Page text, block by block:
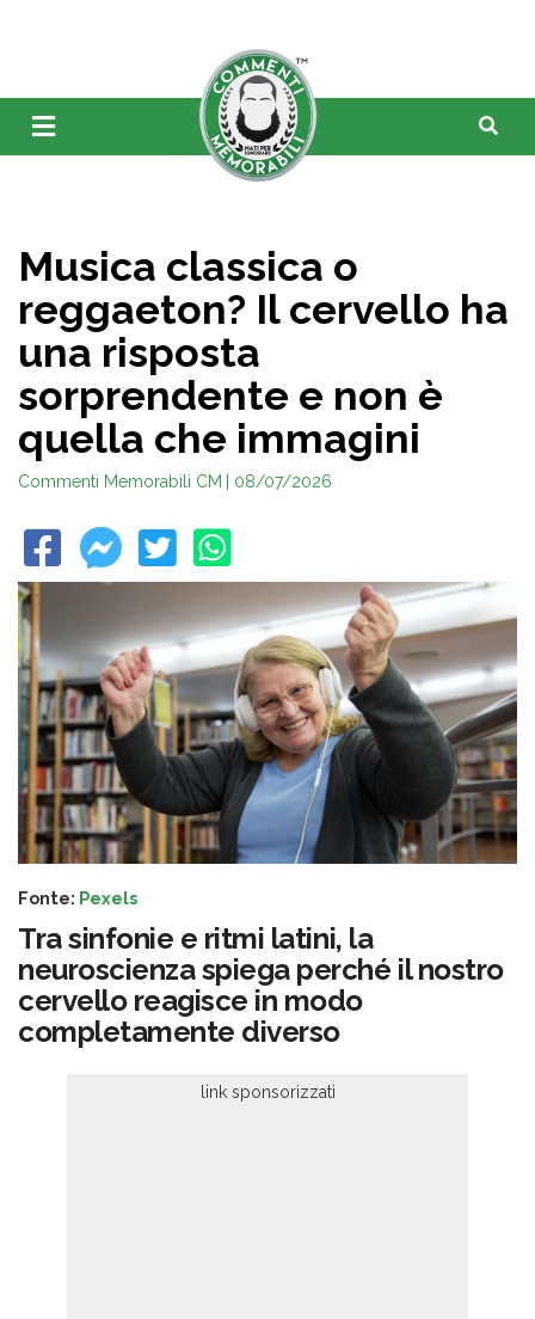
Musica classica o
reggaeton? Il cervello ha
una risposta
sorprendente e non è
quella che immagini
Commenti Memorabili CM | 08/07/2026
Fonte: Pexels
Tra sinfonie e ritmi latini, la
neuroscienza spiega perché il nostro
cervello reagisce in modo
completamente diverso